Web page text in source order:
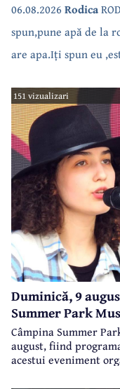
06.08.2026 Rodica
spun,pune apă de la
are apa.Iți spun eu
151 vizualizari
Duminică, 9
Summer Park
Câmpina Summer
august, fiind
acestui eveniment